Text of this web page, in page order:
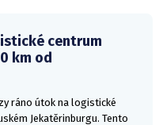
centrum
km od
ráno útok na logistické
Jekatěrinburgu. Tento